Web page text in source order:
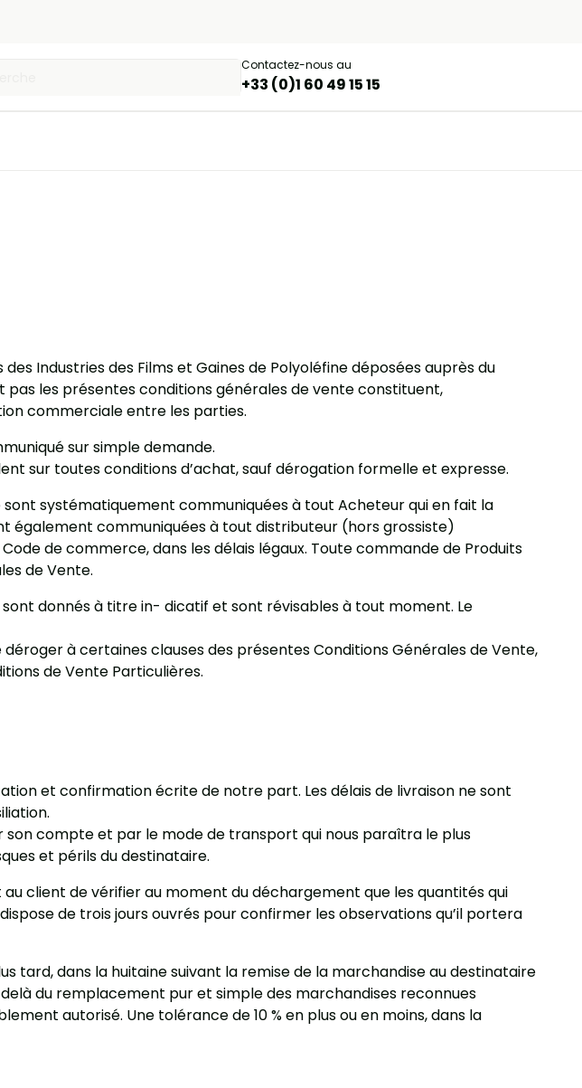
Contactez-nous au
+33 (0)1 60 49 15 15
Industries des Films et Gaines de Polyoléfine déposées auprès du
pas les présentes conditions générales de vente constituent,
commerciale entre les parties.
sur simple demande.
sur toutes conditions d’achat, sauf dérogation formelle et expresse.
systématiquement communiquées à tout Acheteur qui en fait la
également communiquées à tout distributeur (hors grossiste)
de commerce, dans les délais légaux. Toute commande de Produits
de Vente.
donnés à titre in- dicatif et sont révisables à tout moment. Le
à certaines clauses des présentes Conditions Générales de Vente,
de Vente Particulières.
et confirmation écrite de notre part. Les délais de livraison ne sont
compte et par le mode de transport qui nous paraîtra le plus
et périls du destinataire.
client de vérifier au moment du déchargement que les quantités qui
de trois jours ouvrés pour confirmer les observations qu’il portera
tard, dans la huitaine suivant la remise de la marchandise au destinataire
du remplacement pur et simple des marchandises reconnues
autorisé. Une tolérance de 10 % en plus ou en moins, dans la